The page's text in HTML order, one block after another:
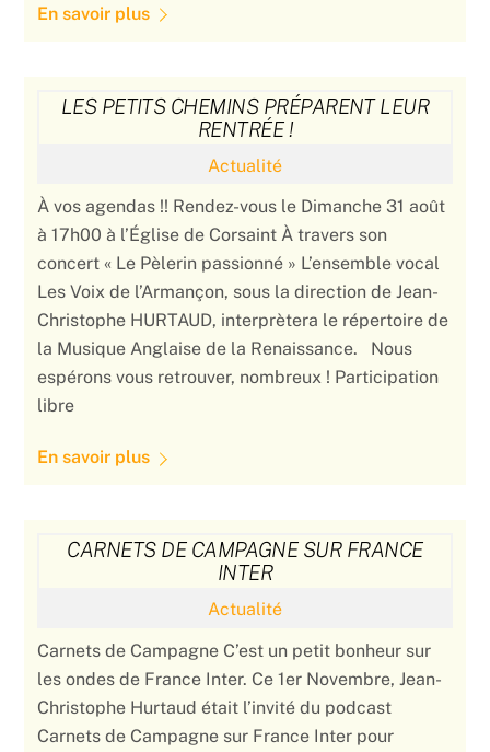
En savoir plus
LES PETITS CHEMINS PRÉPARENT LEUR
RENTRÉE !
Actualité
À vos agendas !! Rendez-vous le Dimanche 31 août
à 17h00 à l’Église de Corsaint À travers son
concert « Le Pèlerin passionné » L’ensemble vocal
Les Voix de l’Armançon, sous la direction de Jean-
Christophe HURTAUD, interprètera le répertoire de
la Musique Anglaise de la Renaissance. Nous
espérons vous retrouver, nombreux ! Participation
libre
En savoir plus
CARNETS DE CAMPAGNE SUR FRANCE
INTER
Actualité
Carnets de Campagne C’est un petit bonheur sur
les ondes de France Inter. Ce 1er Novembre, Jean-
Christophe Hurtaud était l’invité du podcast
Carnets de Campagne sur France Inter pour